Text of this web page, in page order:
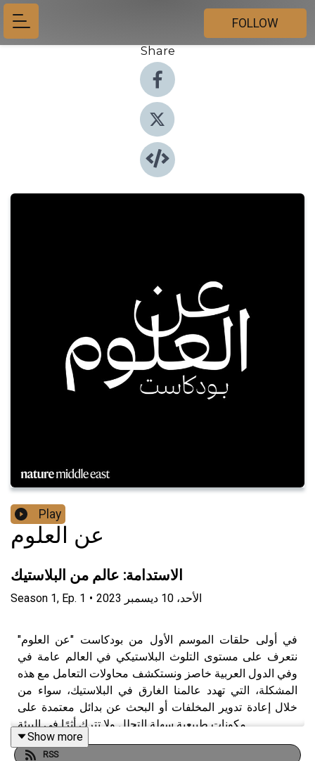
FOLLOW
Share
Play
عن العلوم
الاستدامة: عالم من البلاستيك
Season 1, Ep. 1 • الأحد، 10 ديسمبر 2023
في أولى حلقات الموسم الأول من بودكاست "عن العلوم"
نتعرف على مستوى التلوث البلاستيكي في العالم عامة في
وفي الدول العربية خاصز ونستكشف محاولات التعامل مع هذه
المشكلة، التي تهدد عالمنا الغارق في البلاستيك، سواء من
خلال إعادة تدوير المخلفات أو البحث عن بدائل معتمدة على
مكونات طبيعية سهلة التحلل ولا تترك أثرًا في البيئة.
Show more
RSS